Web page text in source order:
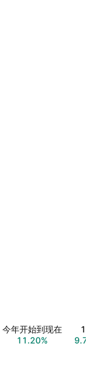
今年开始到现在
11.20%
1年